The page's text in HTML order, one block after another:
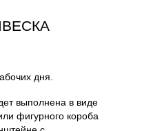
выполнена в виде
фигурного короба
дня.